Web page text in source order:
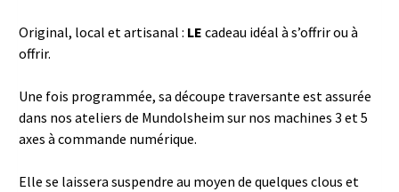
Original, local et artisanal : LE cadeau idéal à s’offrir ou à
offrir.
Une fois programmée, sa découpe traversante est assurée
dans nos ateliers de Mundolsheim sur nos machines 3 et 5
axes à commande numérique.
Elle se laissera suspendre au moyen de quelques clous et